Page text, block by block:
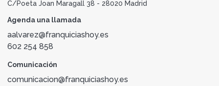
C/Poeta Joan Maragall 38 - 28020 Madrid
Agenda una llamada
aalvarez@franquiciashoy.es
602 254 858
Comunicación
comunicacion@franquiciashoy.es